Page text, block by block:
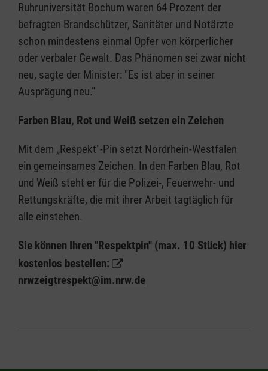
Ruhruniversität Bochum waren 64 Prozent der
befragten Brandschützer, Sanitäter und Notärzte
schon mindestens einmal Opfer von körperlicher
oder verbaler Gewalt. Das Phänomen sei zwar nicht
neu, sagte der Minister: "Es ist aber in seiner
Ausprägung neu."
Farben Blau, Rot und Weiß setzen ein Zeichen
Mit dem „Respekt"-Pin setzt Nordrhein-Westfalen
ein gemeinsames Zeichen. In den Farben Blau, Rot
und Weiß steht er für die Polizei-, Feuerwehr- und
Rettungskräfte, die mit ihrer Arbeit tagtäglich für
alle einstehen.
Sie können Ihren "Respektpin" (max. 10 Stück) hier
kostenlos bestellen:
nrwzeigtrespekt@im.nrw.de